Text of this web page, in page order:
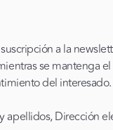
a la
se mantenga
del interesado.
apellidos, Dirección